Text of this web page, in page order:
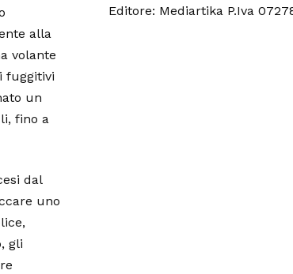
alla
volante
fuggitivi
un
fino a
dal
uno
gli
Editore: Mediartika P.Iva